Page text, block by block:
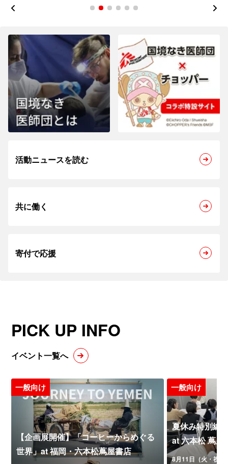
活動ニュースを読む
共に働く
寄付で応援
1 2 3 4 5 6
PICK UP INFO
イベント一覧へ
一般向け
【企画展開催】「コーヒーからめぐる
世界」at 福岡・六本松蔦屋書店
一般向け
夏休み特別編
at 六本松 蔦屋
8月11日（火・祝